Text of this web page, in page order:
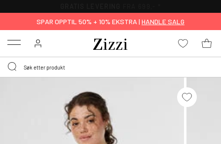
SPAR OPPTIL 50% + 10% EKSTRA | HANDLE SALG
Menu